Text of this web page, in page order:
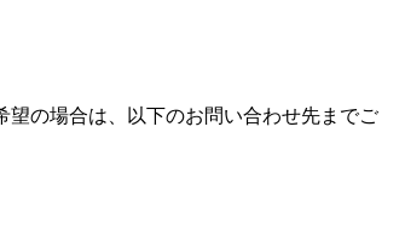
望の場合は、以下のお問い合わせ先までご